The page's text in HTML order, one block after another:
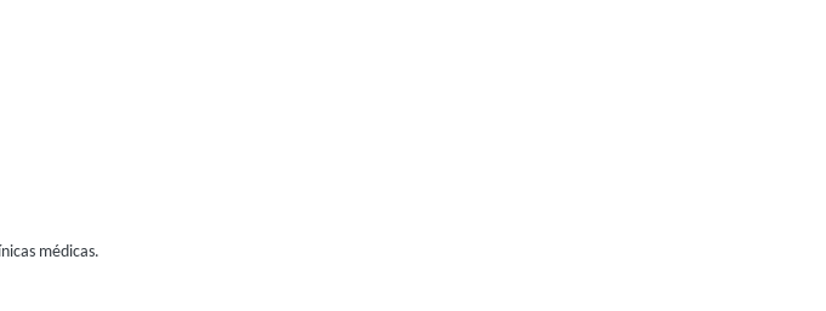
médicas.